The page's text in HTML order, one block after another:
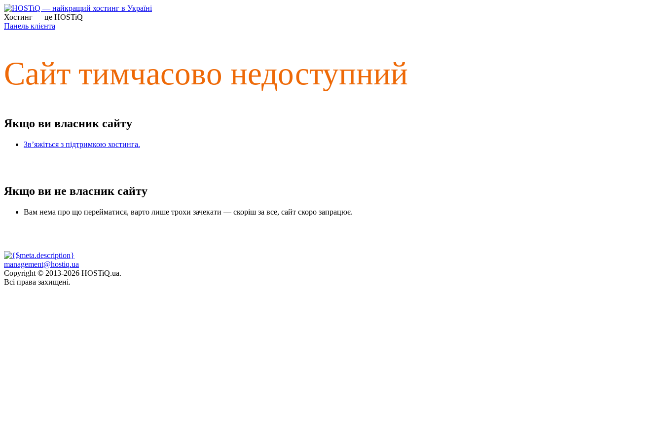
Хостинг — це HOSTiQ
Панель клієнта
Сайт тимчасово недоступний
Якщо ви власник сайту
Зв’яжіться з підтримкою хостинга.
Якщо ви не власник сайту
Вам нема про що перейматися, варто лише трохи зачекати — скоріш за все, сайт скоро запрацює.
management@hostiq.ua
Copyright © 2013-2026 HOSTiQ.ua.
Всі права захищені.